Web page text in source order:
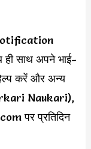
ही साथ अपने भाई-
करें और अन्य
Naukari),
पर प्रतिदिन